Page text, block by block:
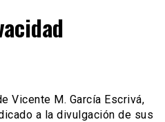
Vicente M. García Escrivá,
a la divulgación de sus